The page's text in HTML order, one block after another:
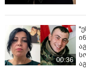
00:36